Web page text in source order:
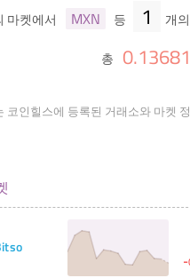
마켓에서 MXN 등 1 개
총 0.
코인힐스에 등록된 거래소와 마켓
-